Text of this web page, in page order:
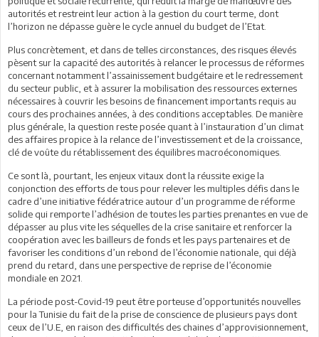
autorités et restreint leur action à la gestion du court terme, dont
l’horizon ne dépasse guère le cycle annuel du budget de l’Etat.
Plus concrètement, et dans de telles circonstances, des risques élevés
pèsent sur la capacité des autorités à relancer le processus de réformes
concernant notamment l’assainissement budgétaire et le redressement
du secteur public, et à assurer la mobilisation des ressources externes
nécessaires à couvrir les besoins de financement importants requis au
cours des prochaines années, à des conditions acceptables. De manière
plus générale, la question reste posée quant à l’instauration d’un climat
des affaires propice à la relance de l’investissement et de la croissance,
clé de voûte du rétablissement des équilibres macroéconomiques.
Ce sont là, pourtant, les enjeux vitaux dont la réussite exige la
conjonction des efforts de tous pour relever les multiples défis dans le
cadre d’une initiative fédératrice autour d’un programme de réforme
solide qui remporte l’adhésion de toutes les parties prenantes en vue de
dépasser au plus vite les séquelles de la crise sanitaire et renforcer la
coopération avec les bailleurs de fonds et les pays partenaires et de
favoriser les conditions d’un rebond de l’économie nationale, qui déjà
prend du retard, dans une perspective de reprise de l’économie
mondiale en 2021.
La période post-Covid-19 peut être porteuse d’opportunités nouvelles
pour la Tunisie du fait de la prise de conscience de plusieurs pays dont
ceux de l’U.E, en raison des difficultés des chaines d’approvisionnement,